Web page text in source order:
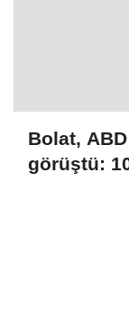
Bolat,
görüştü: